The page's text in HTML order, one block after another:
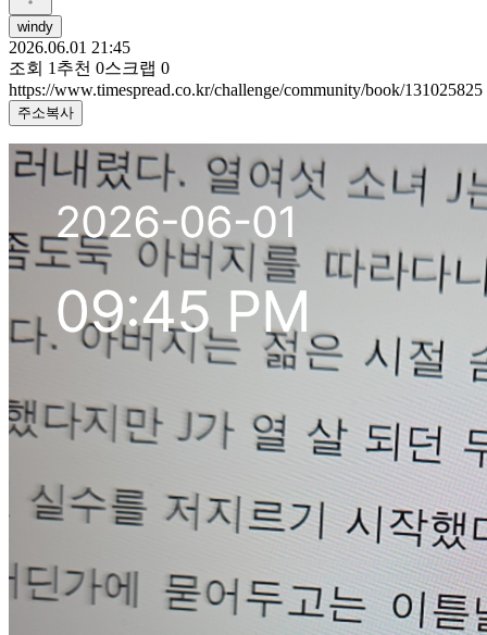
windy
2026.06.01 21:45
조회 1 추천 0스크랩 0
https://www.timespread.co.kr/challenge/community/book/131025825
주소복사